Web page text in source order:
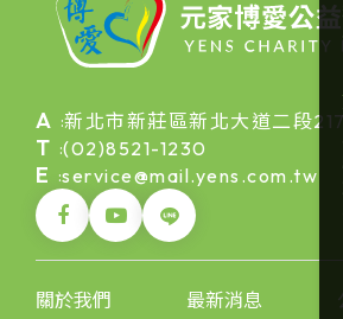
A :新北市新莊區新北大道二段
T :(02)8521-1230
E :service@mail.yens.com.tw
關於我們 最新消息